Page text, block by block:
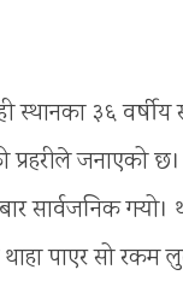
स्थानका ३६
प्रहरीले जनाएको
सार्वजनिक गर्‍यो।
पाएर सो रकम